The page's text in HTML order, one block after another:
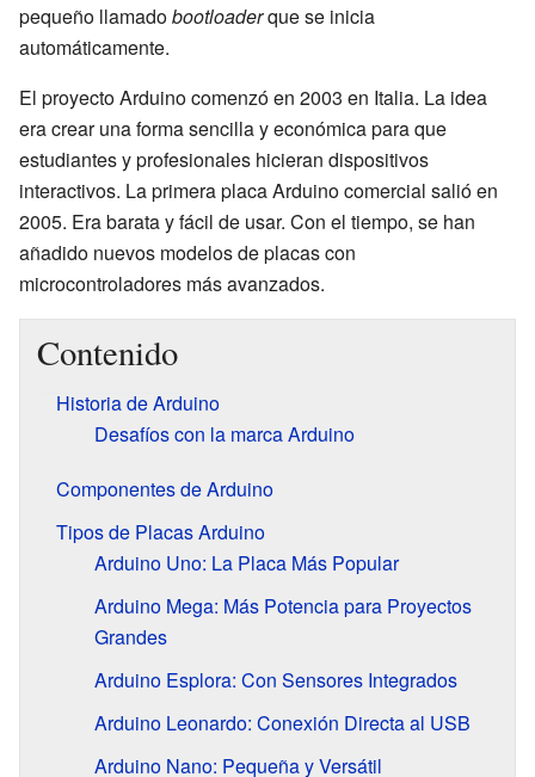
pequeño llamadobootloaderque se inicia
automáticamente.
El proyecto Arduino comenzó en 2003 en Italia. La idea
era crear una forma sencilla y económica para que
estudiantes y profesionales hicieran dispositivos
interactivos. La primera placa Arduino comercial salió en
2005. Era barata y fácil de usar. Con el tiempo, se han
añadido nuevos modelos de placas con
microcontroladores más avanzados.
Contenido
Historia de Arduino
Desafíos con la marca Arduino
Componentes de Arduino
Tipos de Placas Arduino
Arduino Uno: La Placa Más Popular
Arduino Mega: Más Potencia para Proyectos
Grandes
Arduino Esplora: Con Sensores Integrados
Arduino Leonardo: Conexión Directa al USB
Arduino Nano: Pequeña y Versátil